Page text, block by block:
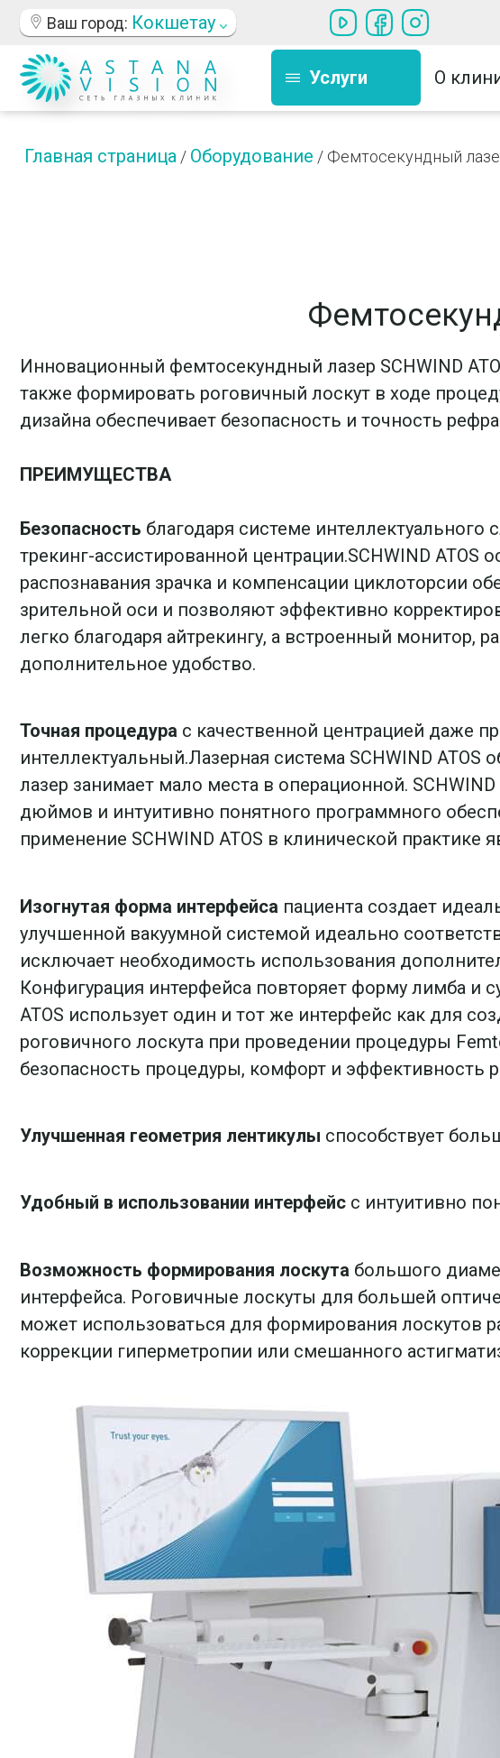
Ваш город: Кокшетау
Услуги О
Главная страница / Оборудование / Фемтосекундный
Инновационный фемтосекундный лазер SCHWIND
также формировать роговичный лоскут в ходе
дизайна обеспечивает безопасность и точность
ПРЕИМУЩЕСТВА
Безопасность благодаря системе
трекинг-ассистированной центрации.SCHWIND
распознавания зрачка и компенсации циклоторсии
зрительной оси и позволяют эффективно
легко благодаря айтрекингу, а встроенный монитор,
дополнительное удобство.
Точная процедура с качественной центрацией даже
интеллектуальный.Лазерная система SCHWIND
лазер занимает мало места в операционной.
дюймов и интуитивно понятного программного
применение SCHWIND ATOS в клинической
Изогнутая форма интерфейса пациента создает
улучшенной вакуумной системой идеально
исключает необходимость использования
Конфигурация интерфейса повторяет форму лимба и
ATOS использует один и тот же интерфейс как для
роговичного лоскута при проведении процедуры
безопасность процедуры, комфорт и эффективность
Улучшенная геометрия лентикулы способствует
Удобный в использовании интерфейс с интуитивно
Возможность формирования лоскута большого
интерфейса. Роговичные лоскуты для большей
может использоваться для формирования лоскутов
коррекции гиперметропии или смешанного